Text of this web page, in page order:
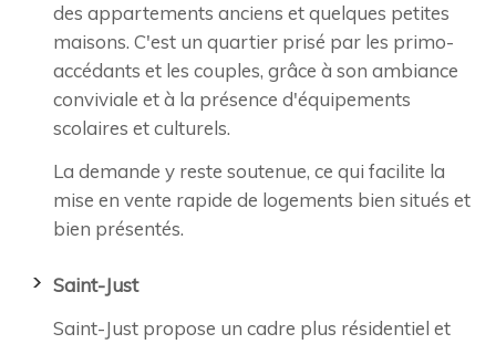
des appartements anciens et quelques petites
maisons. C'est un quartier prisé par les primo-
accédants et les couples, grâce à son ambiance
conviviale et à la présence d'équipements
scolaires et culturels.
La demande y reste soutenue, ce qui facilite la
mise en vente rapide de logements bien situés et
bien présentés.
Saint-Just
Saint-Just propose un cadre plus résidentiel et